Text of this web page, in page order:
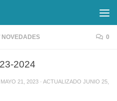
NOVEDADES 0
2024
MAYO 21, 2023 · ACTUALIZADO JUNIO 25,